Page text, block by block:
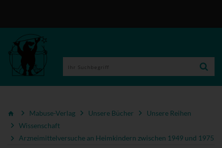
Mabuse-Verlag Unsere Bücher
Unsere Reihen
Wissenschaft
Arzneimittelversuche an Heimkindern zwischen 1949 und 1975